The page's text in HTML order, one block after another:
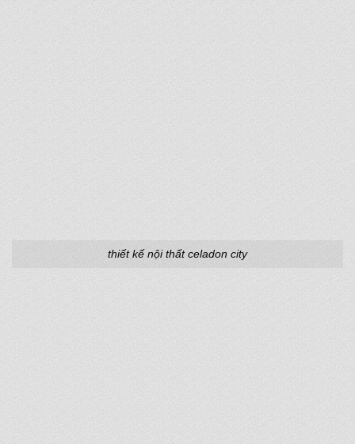
thiết kế nội thất celadon city